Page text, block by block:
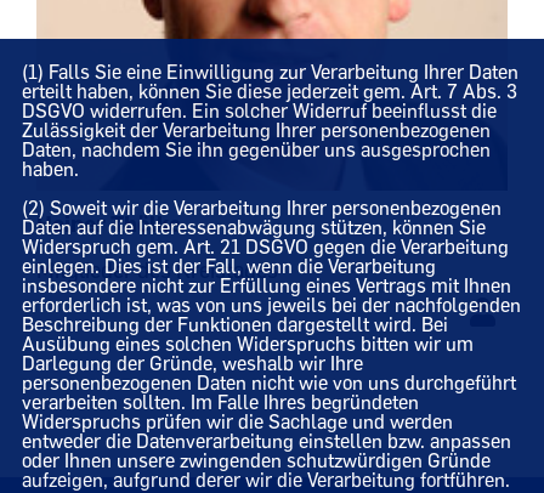
Heiner Thölke
Mitglieder des Kreistages
(1) Falls Sie eine Einwilligung zur Verarbeitung Ihrer Daten
erteilt haben, können Sie diese jederzeit gem. Art. 7 Abs. 3
DSGVO widerrufen. Ein solcher Widerruf beeinflusst die
Zulässigkeit der Verarbeitung Ihrer personenbezogenen
Daten, nachdem Sie ihn gegenüber uns ausgesprochen
haben.
(2) Soweit wir die Verarbeitung Ihrer personenbezogenen
Daten auf die Interessenabwägung stützen, können Sie
Widerspruch gem. Art. 21 DSGVO gegen die Verarbeitung
einlegen. Dies ist der Fall, wenn die Verarbeitung
insbesondere nicht zur Erfüllung eines Vertrags mit Ihnen
erforderlich ist, was von uns jeweils bei der nachfolgenden
Beschreibung der Funktionen dargestellt wird. Bei
Ausübung eines solchen Widerspruchs bitten wir um
Darlegung der Gründe, weshalb wir Ihre
personenbezogenen Daten nicht wie von uns durchgeführt
verarbeiten sollten. Im Falle Ihres begründeten
Widerspruchs prüfen wir die Sachlage und werden
entweder die Datenverarbeitung einstellen bzw. anpassen
oder Ihnen unsere zwingenden schutzwürdigen Gründe
aufzeigen, aufgrund derer wir die Verarbeitung fortführen.